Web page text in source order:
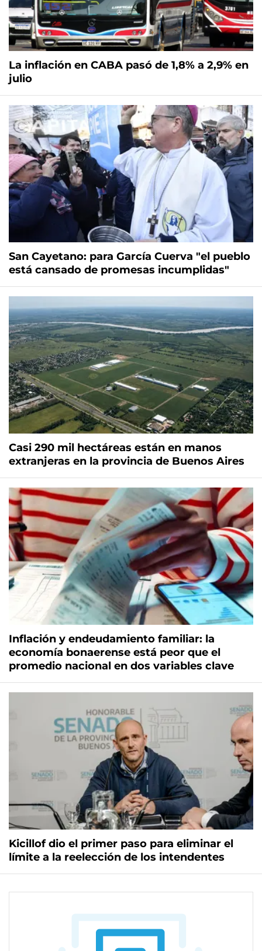
La inflación en CABA pasó de 1,8% a 2,9% en
julio
San Cayetano: para García Cuerva "el pueblo
está cansado de promesas incumplidas"
Casi 290 mil hectáreas están en manos
extranjeras en la provincia de Buenos Aires
Inflación y endeudamiento familiar: la
economía bonaerense está peor que el
promedio nacional en dos variables clave
Kicillof dio el primer paso para eliminar el
límite a la reelección de los intendentes